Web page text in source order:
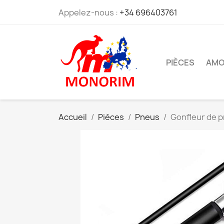
Appelez-nous : +34 696403761
PIÈCES
Accueil Pièces Pneus Gonfleur de